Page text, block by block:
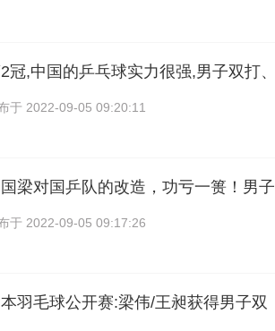
冠,中国的乒乓球实力很强,男子双打、
于 2022-09-05 09:20:11
梁对国乒队的改造，功亏一篑！男子
于 2022-09-05 09:17:26
本羽毛球公开赛:梁伟/王昶获得男子双